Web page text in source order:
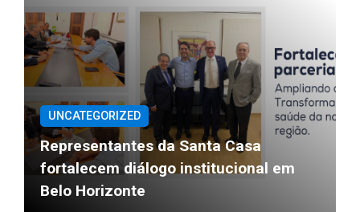
UNCATEGORIZED
Representantes da Santa Casa
fortalecem diálogo institucional em
Belo Horizonte